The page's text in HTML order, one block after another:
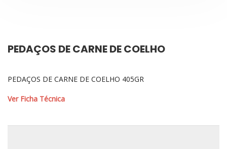
PEDAÇOS DE CARNE DE COELHO
PEDAÇOS DE CARNE DE COELHO 405GR
Ver Ficha Técnica